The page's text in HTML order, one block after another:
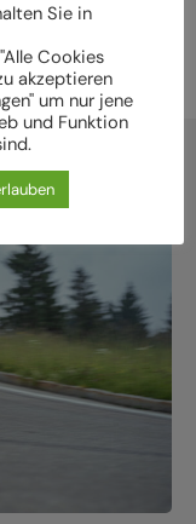
Sie in
Cookies
akzeptieren
um nur jene
und Funktion